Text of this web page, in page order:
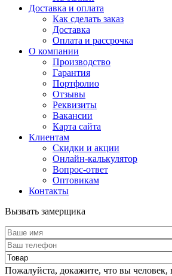
Доставка и оплата
Как сделать заказ
Доставка
Оплата и рассрочка
О компании
Производство
Гарантия
Портфолио
Отзывы
Реквизиты
Вакансии
Карта сайта
Клиентам
Скидки и акции
Онлайн-калькулятор
Вопрос-ответ
Оптовикам
Контакты
Вызвать замерщика
Пожалуйста, докажите, что вы человек,